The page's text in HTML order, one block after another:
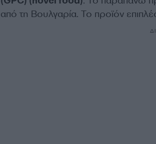
από τη Βουλγαρία. Το προϊόν